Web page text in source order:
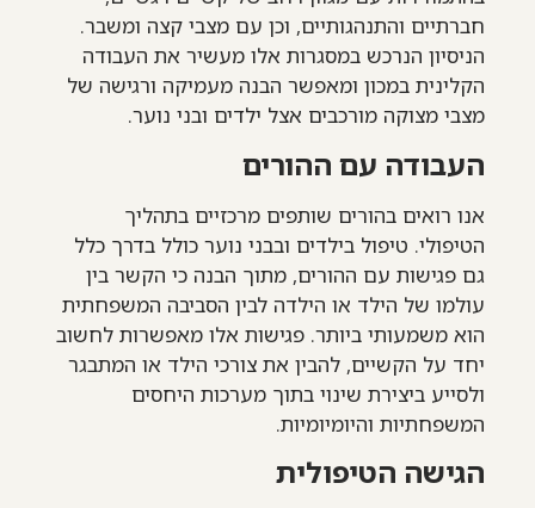
חברתיים והתנהגותיים, וכן עם מצבי קצה ומשבר.
הניסיון הנרכש במסגרות אלו מעשיר את העבודה
הקלינית במכון ומאפשר הבנה מעמיקה ורגישה של
מצבי מצוקה מורכבים אצל ילדים ובני נוער.
העבודה עם ההורים
אנו רואים בהורים שותפים מרכזיים בתהליך
הטיפולי. טיפול בילדים ובבני נוער כולל בדרך כלל
גם פגישות עם ההורים, מתוך הבנה כי הקשר בין
עולמו של הילד או הילדה לבין הסביבה המשפחתית
הוא משמעותי ביותר. פגישות אלו מאפשרות לחשוב
יחד על הקשיים, להבין את צורכי הילד או המתבגר
ולסייע ביצירת שינוי בתוך מערכות היחסים
המשפחתיות והיומיומיות.
הגישה הטיפולית